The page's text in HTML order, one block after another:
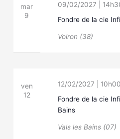
mar
9
Fondre de la cie
09/02/2027 |
Voiron (38)
ven
12
Fondre de la cie
Bains
12/02/2027 | 10h00
Vals les Bains (07)